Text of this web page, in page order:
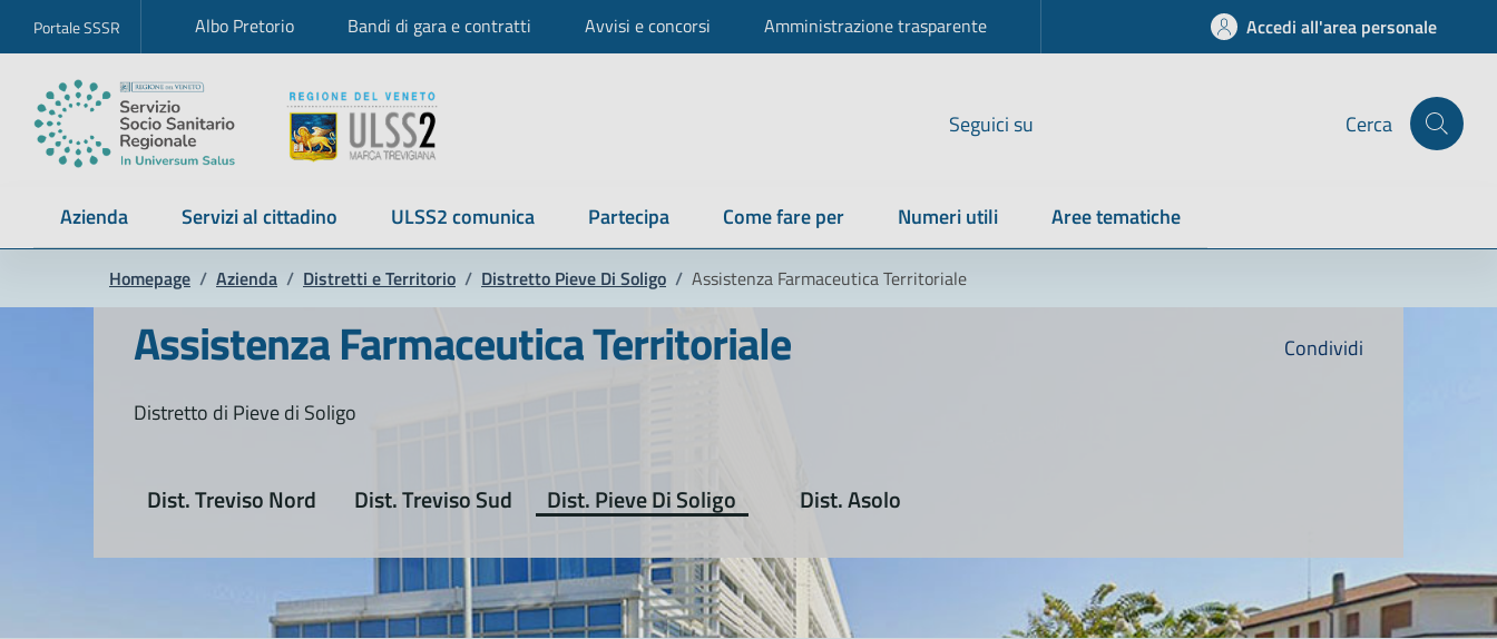
Portale SSSR Albo Pretorio Bandi di gara e contratti Avvisi e concorsi Amministrazione trasparente Accedi all'area personale
Seguici su Cerca
Azienda Servizi al cittadino ULSS2 comunica Partecipa Come fare per Numeri utili Aree tematiche
Homepage / Azienda / Distretti e Territorio / Distretto Pieve Di Soligo / Assistenza Farmaceutica Territoriale
Condividi
Assistenza Farmaceutica Territoriale
Distretto di Pieve di Soligo
Dist. Treviso Nord Dist. Treviso Sud Dist. Pieve Di Soligo Dist. Asolo